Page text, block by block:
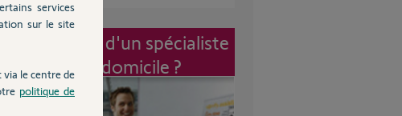
Intervention d'un spécialiste
à mon domicile ?
services
sur le site
le centre de
politique de